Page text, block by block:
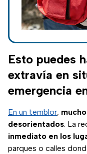
Esto puedes
extravía en
emergencia
En un temblor,
desorientados. La
inmediato en los
parques o calles